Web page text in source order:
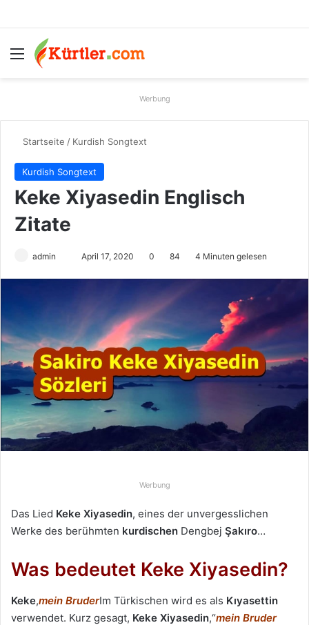
Menü
Werbung
Startseite / Kurdish Songtext
Kurdish Songtext
Keke Xiyasedin Englisch
Zitate
admin
u
n
s
e
e
E
i
April 17, 2020 0 84 4 Minuten gelesen
Werbung
Das Lied Keke Xiyasedin, eines der unvergesslichen
Werke des berühmten kurdischen Dengbej Şakıro…
Was bedeutet Keke Xiyasedin?
Keke,mein BruderIm Türkischen wird es als Kıyasettin
verwendet. Kurz gesagt, Keke Xiyasedin,“mein Bruder